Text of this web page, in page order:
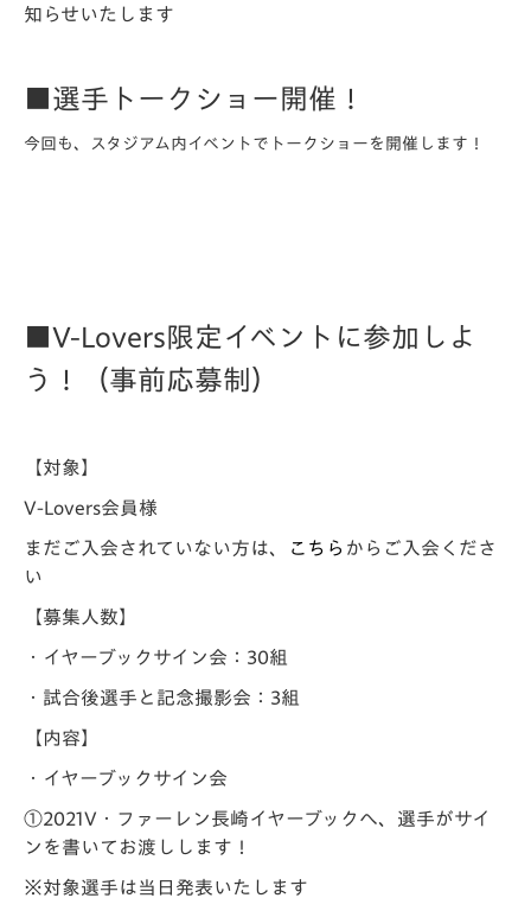
知らせいたします
■選手トークショー開催！
今回も、スタジアム内イベントでトークショーを開催します！
■V-Lovers限定イベントに参加しよ
う！（事前応募制）
【対象】
V-Lovers会員様
まだご入会されていない方は、 こちら からご入会くださ
い
【募集人数】
・イヤーブックサイン会：30組
・試合後選手と記念撮影会：3組
【内容】
・イヤーブックサイン会
①2021V・ファーレン長崎イヤーブックへ、選手がサイ
ンを書いてお渡しします！
※対象選手は当日発表いたします